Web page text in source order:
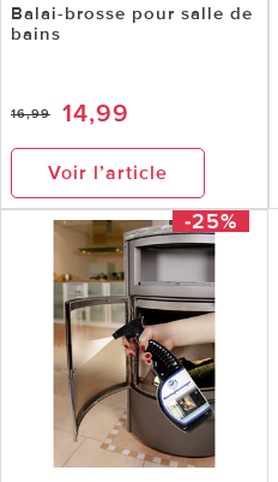
Balai-brosse pour salle de
bains
16,99 14,99
Voir l’article
-25%